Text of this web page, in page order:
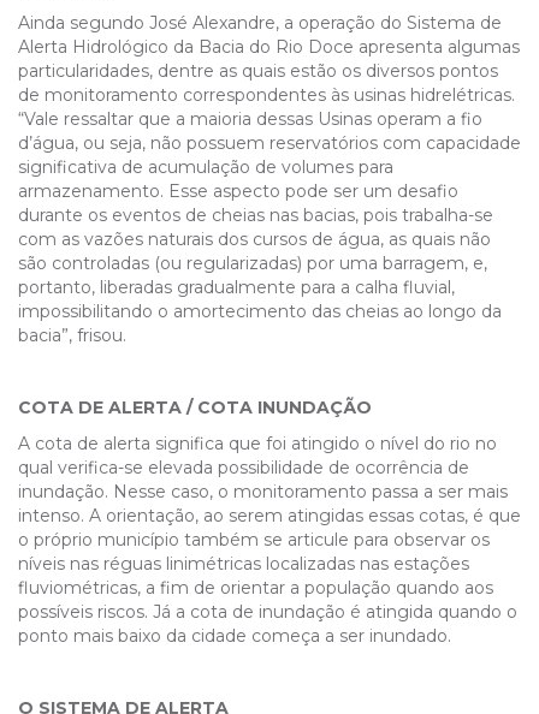
Ainda segundo José Alexandre, a operação do Sistema de
Alerta Hidrológico da Bacia do Rio Doce apresenta algumas
particularidades, dentre as quais estão os diversos pontos
de monitoramento correspondentes às usinas hidrelétricas.
“Vale ressaltar que a maioria dessas Usinas operam a fio
d’água, ou seja, não possuem reservatórios com capacidade
significativa de acumulação de volumes para
armazenamento. Esse aspecto pode ser um desafio
durante os eventos de cheias nas bacias, pois trabalha-se
com as vazões naturais dos cursos de água, as quais não
são controladas (ou regularizadas) por uma barragem, e,
portanto, liberadas gradualmente para a calha fluvial,
impossibilitando o amortecimento das cheias ao longo da
bacia”, frisou.
COTA DE ALERTA / COTA INUNDAÇÃO
A cota de alerta significa que foi atingido o nível do rio no
qual verifica-se elevada possibilidade de ocorrência de
inundação. Nesse caso, o monitoramento passa a ser mais
intenso. A orientação, ao serem atingidas essas cotas, é que
o próprio município também se articule para observar os
níveis nas réguas linimétricas localizadas nas estações
fluviométricas, a fim de orientar a população quando aos
possíveis riscos. Já a cota de inundação é atingida quando o
ponto mais baixo da cidade começa a ser inundado.
O SISTEMA DE ALERTA